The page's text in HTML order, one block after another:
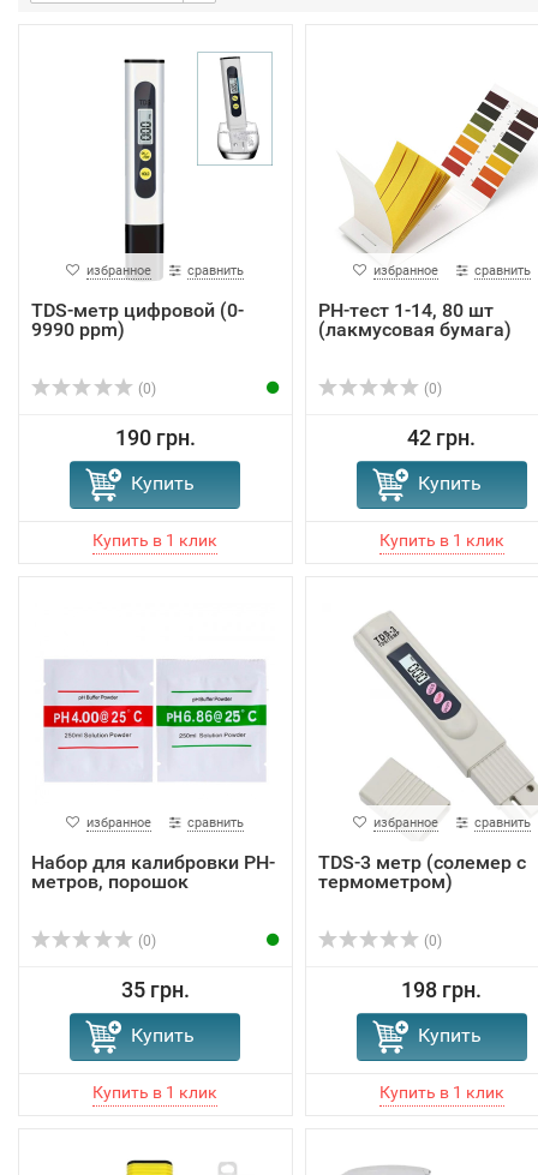
избранное сравнить
TDS-метр цифровой (0-
9990 ppm)
(0)
190 грн.
Купить
избранное сравнить
PH-тест 1-14, 80 шт
(лакмусовая бумага)
(0)
42 грн.
Купить
избранное сравнить
Набор для калибровки PH-
метров, порошок
(0)
35 грн.
Купить
избранное сравнить
TDS-3 метр (солемер с
термометром)
(0)
198 грн.
Купить